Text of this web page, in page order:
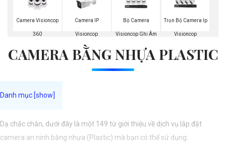
Camera Visioncop
360
Camera IP
Visioncop
Bộ Camera
Visioncop Ghi Âm
Trọn Bộ Camera Ip
Visioncop
CAMERA BẰNG NHỰA PLASTIC
Dạ chắc chắn, dưới đây là một 149 từ giới thiệu về dịch vụ lắp đặt
camera an ninh bằng nhựa (Plastic) mà bạn có thể sử dụng: